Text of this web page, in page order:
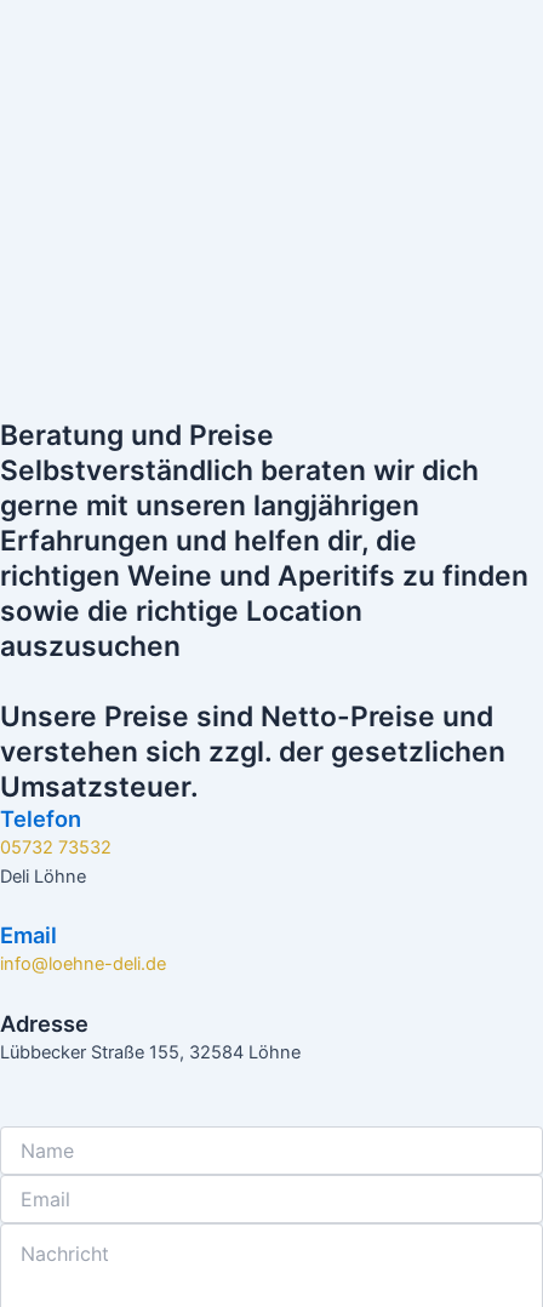
Beratung und Preise
Selbstverständlich beraten wir dich
gerne mit unseren langjährigen
Erfahrungen und helfen dir, die
richtigen Weine und Aperitifs zu finden
sowie die richtige Location
auszusuchen
Unsere Preise sind Netto-Preise und
verstehen sich zzgl. der gesetzlichen
Umsatzsteuer.
Telefon
05732 73532
Deli Löhne
Email
info@loehne-deli.de
Adresse
Lübbecker Straße 155, 32584 Löhne